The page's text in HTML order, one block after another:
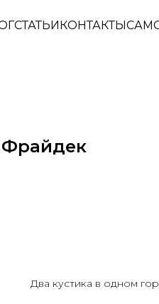
СТАТЬИКОНТАКТЫ
Два кустика в одном